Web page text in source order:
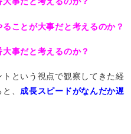
ことが大事だと考えるのか？
事だと考えるのか？
という視点で観察してきた経
と、成長スピードがなんだか遅